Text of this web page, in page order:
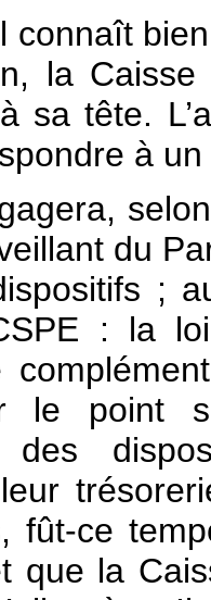
connaît
la
sa tête.
à
du
;
: la
le point
des
fût-ce
que la